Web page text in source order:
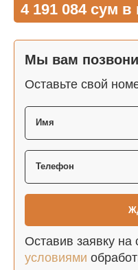
4 191 084 сум в
Мы вам
Оставьте свой
Оставив заявку на
условиями